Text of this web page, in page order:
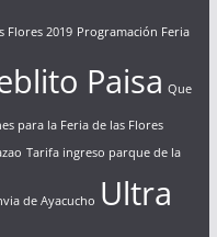
Flores 2019 Programación Feria
Paisa Que
para la Feria de las Flores
Tarifa ingreso parque de la
de Ayacucho Ultra